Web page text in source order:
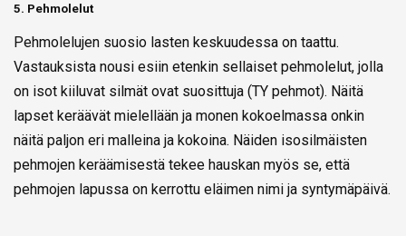
5. Pehmolelut
Pehmolelujen suosio lasten keskuudessa on taattu.
Vastauksista nousi esiin etenkin sellaiset pehmolelut, jolla
on isot kiiluvat silmät ovat suosittuja (TY pehmot). Näitä
lapset keräävät mielellään ja monen kokoelmassa onkin
näitä paljon eri malleina ja kokoina. Näiden isosilmäisten
pehmojen keräämisestä tekee hauskan myös se, että
pehmojen lapussa on kerrottu eläimen nimi ja syntymäpäivä.